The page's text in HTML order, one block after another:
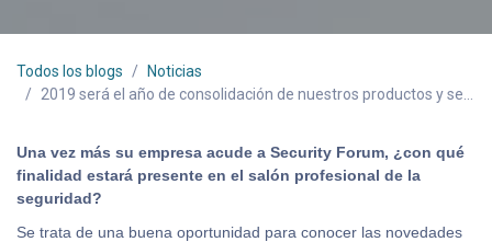
Todos los blogs
Noticias
2019 será el año de consolidación de nuestros productos y servicios dentro y fuera de nuestras fronteras
Una vez más su empresa acude a Security Forum, ¿con qué
finalidad estará presente en el salón profesional de la
seguridad?
Se trata de una buena oportunidad para conocer las novedades